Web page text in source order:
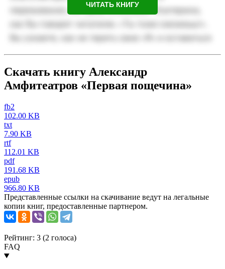
ЧИТАТЬ КНИГУ
Скачать книгу Александр
Амфитеатров «Первая пощечина»
fb2
102.00 KB
txt
7.90 KB
rtf
112.01 KB
pdf
191.68 KB
epub
966.80 KB
Представленные ссылки на скачивание ведут на легальные
копии книг, предоставленные партнером.
Рейтинг: 3 (2 голоса)
FAQ